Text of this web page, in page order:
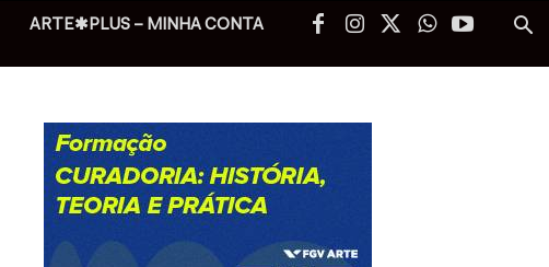
ARTE✱PLUS – MINHA CONTA